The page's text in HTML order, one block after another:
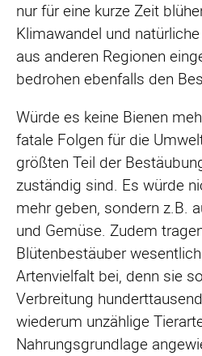
nur für eine kurze Zeit
Klimawandel und
aus anderen Regionen
bedrohen ebenfalls den
Würde es keine Bienen
fatale Folgen für die
größten Teil der
zuständig sind. Es würde
mehr geben, sondern z.B.
und Gemüse. Zudem
Blütenbestäuber
Artenvielfalt bei, denn sie
Verbreitung
wiederum unzählige
Nahrungsgrundlage